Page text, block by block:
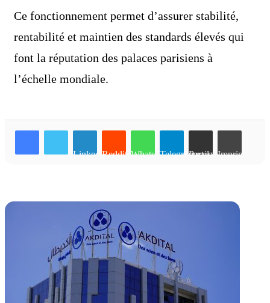
Ce fonctionnement permet d’assurer stabilité,
rentabilité et maintien des standards élevés qui
font la réputation des palaces parisiens à
l’échelle mondiale.
LinkedinReddit WhatsAppTelegramPartager par email Imprimer